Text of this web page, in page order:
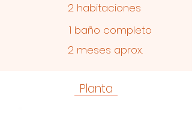
2 habitaciones
1 baño completo
2 meses aprox.
Planta